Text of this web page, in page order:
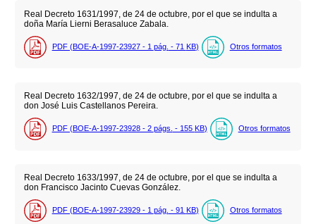
Real Decreto 1631/1997, de 24 de octubre, por el que se indulta a
doña María Lierni Berasaluce Zabala.
PDF (BOE-A-1997-23927 - 1 pág. - 71 KB) Otros formatos
Real Decreto 1632/1997, de 24 de octubre, por el que se indulta a
don José Luis Castellanos Pereira.
PDF (BOE-A-1997-23928 - 2 págs. - 155 KB) Otros formatos
Real Decreto 1633/1997, de 24 de octubre, por el que se indulta a
don Francisco Jacinto Cuevas González.
PDF (BOE-A-1997-23929 - 1 pág. - 91 KB) Otros formatos